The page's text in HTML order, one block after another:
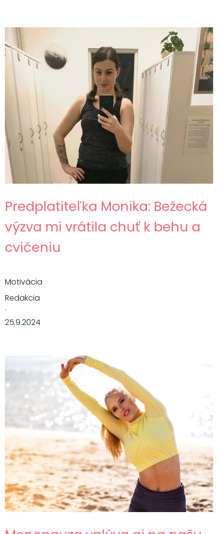
Predplatiteľka Monika: Bežecká
výzva mi vrátila chuť k behu a
cvičeniu
Motivácia
Redakcia
·
25.9.2024